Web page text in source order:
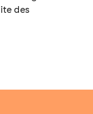
und
und
des